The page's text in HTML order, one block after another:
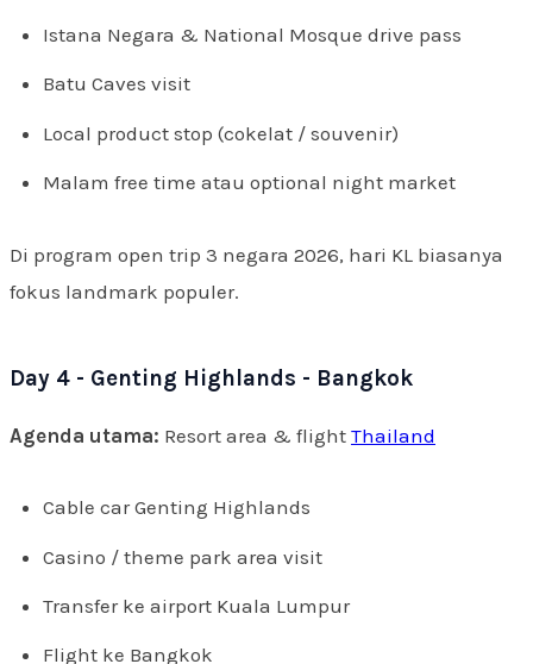
Istana Negara & National Mosque drive pass
Batu Caves visit
Local product stop (cokelat / souvenir)
Malam free time atau optional night market
Di program open trip 3 negara 2026, hari KL biasanya
fokus landmark populer.
Day 4 - Genting Highlands - Bangkok
Agenda utama: Resort area & flight Thailand
Cable car Genting Highlands
Casino / theme park area visit
Transfer ke airport Kuala Lumpur
Flight ke Bangkok